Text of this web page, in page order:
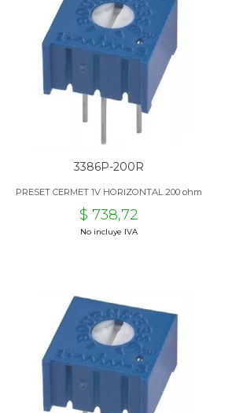
3386P-200R
PRESET CERMET 1V HORIZONTAL 200 ohm
$ 738,72
No incluye IVA